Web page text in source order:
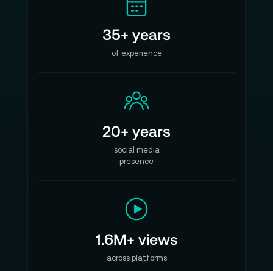
35+ years
of experience
20+ years
social media
presence
1.6M+ views
across platforms